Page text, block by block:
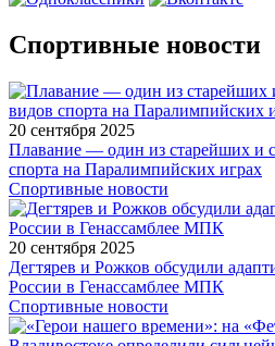
Спортивные новости
20 сентября 2025
Плавание — один из старейших и
спорта на Паралимпийских играх
Спортивные новости
20 сентября 2025
Дегтярев и Рожков обсудили
России в Генассамблее МПК
Спортивные новости